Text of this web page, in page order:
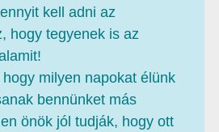
kell adni az
hogy tegyenek is az
milyen napokat élünk
bennünket más
önök jól tudják, hogy ott